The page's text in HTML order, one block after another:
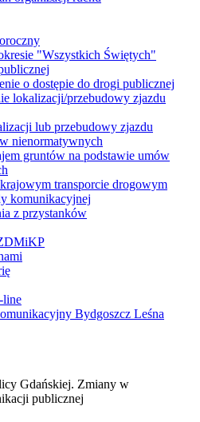
"Wszystkich Świętych"
o dostępie do drogi publicznej
lokalizacji/przebudowy zjazdu
lub przebudowy zjazdu
nienormatywnych
gruntów na podstawie umów
transporcie drogowym
komunikacyjnej
z przystanków
line
Bydgoszcz Leśna
Gdańskiej. Zmiany w
publicznej